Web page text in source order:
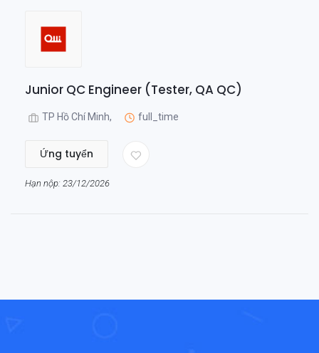
Junior QC Engineer (Tester, QA QC)
TP Hồ Chí Minh, full_time
Ứng tuyển
Hạn nộp: 23/12/2026